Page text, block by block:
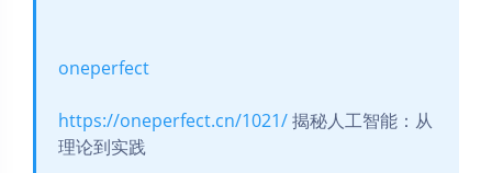
oneperfect
https://oneperfect.cn/1021/揭秘人工智能：从
理论到实践